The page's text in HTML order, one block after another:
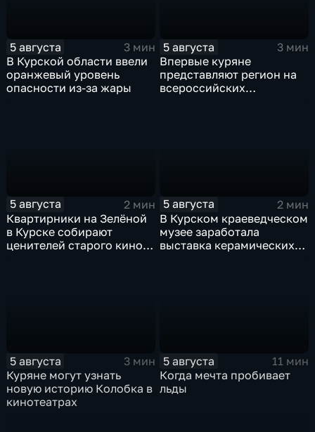
5 августа
3 мин
В Курской области ввели
оранжевый уровень
опасности из-за жары
5 августа
3 мин
Впервые куряне
представляют регион на
всероссийских
5 августа
2 мин
Квартирники на Зелёной
в Курске собирают
ценителей старого кино
5 августа
2 мин
В Курском краеведческом
музее заработала
выставка керамических
5 августа
3 мин
Куряне могут узнать
новую историю Колобка в
кинотеатрах
5 августа
11 мин
Когда мечта пробивает
льды